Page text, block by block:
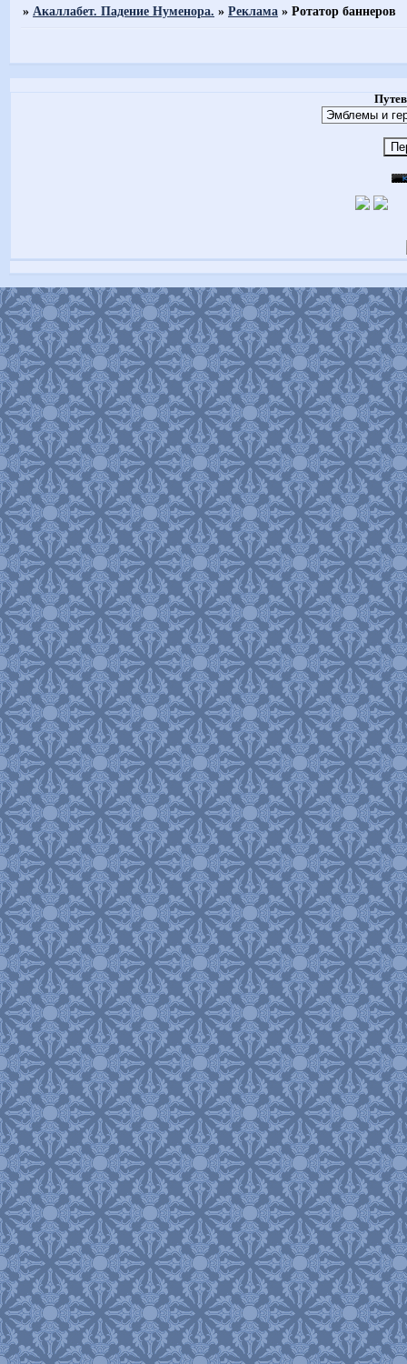
» Акаллабет. Падение Нуменора. »Реклама »Ротатор баннеров